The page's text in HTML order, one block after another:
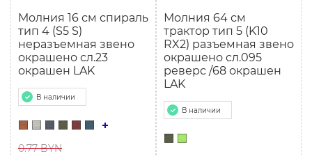
Молния 16 см спираль
тип 4 (S5 S)
неразъемная звено
окрашено сл.23
окрашен LAK
В наличии
0.77 BYN
Молния 64 см
трактор тип 5 (K10
RX2) разъемная звено
окрашено сл.095
реверс /68 окрашен
LAK
В наличии